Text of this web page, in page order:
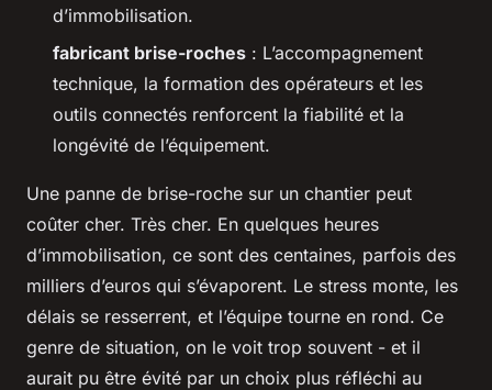
d’immobilisation.
fabricant brise-roches : L’accompagnement
technique, la formation des opérateurs et les
outils connectés renforcent la fiabilité et la
longévité de l’équipement.
Une panne de brise-roche sur un chantier peut
coûter cher. Très cher. En quelques heures
d’immobilisation, ce sont des centaines, parfois des
milliers d’euros qui s’évaporent. Le stress monte, les
délais se resserrent, et l’équipe tourne en rond. Ce
genre de situation, on le voit trop souvent - et il
aurait pu être évité par un choix plus réfléchi au